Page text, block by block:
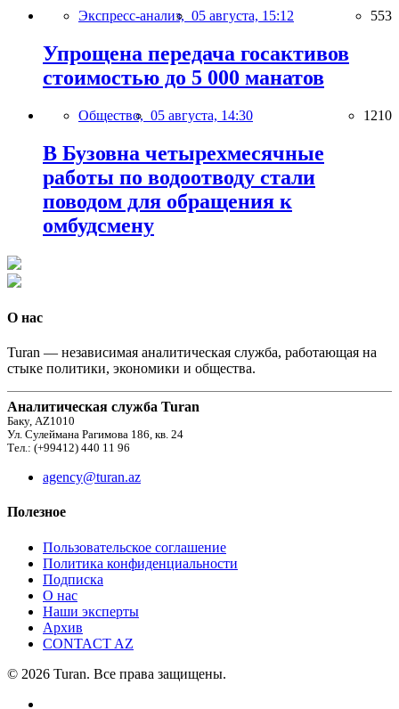
Экспресс-анализ, 05 августа, 15:12 553
Упрощена передача госактивов
стоимостью до 5 000 манатов
Общество, 05 августа, 14:30 1210
В Бузовна четырехмесячные
работы по водоотводу стали
поводом для обращения к
омбудсмену
О нас
Turan — независимая аналитическая служба, работающая на
стыке политики, экономики и общества.
Аналитическая служба Turan
Баку, AZ1010
Ул. Сулеймана Рагимова 186, кв. 24
Тел.: (+99412) 440 11 96
agency@turan.az
Полезное
Пользовательское соглашение
Политика конфиденциальности
Подписка
О нас
Наши эксперты
Архив
CONTACT AZ
© 2026 Turan. Все права защищены.